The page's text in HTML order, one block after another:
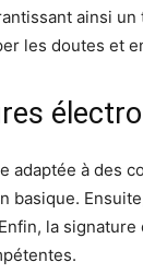
ainsi
les doutes et
à des
la